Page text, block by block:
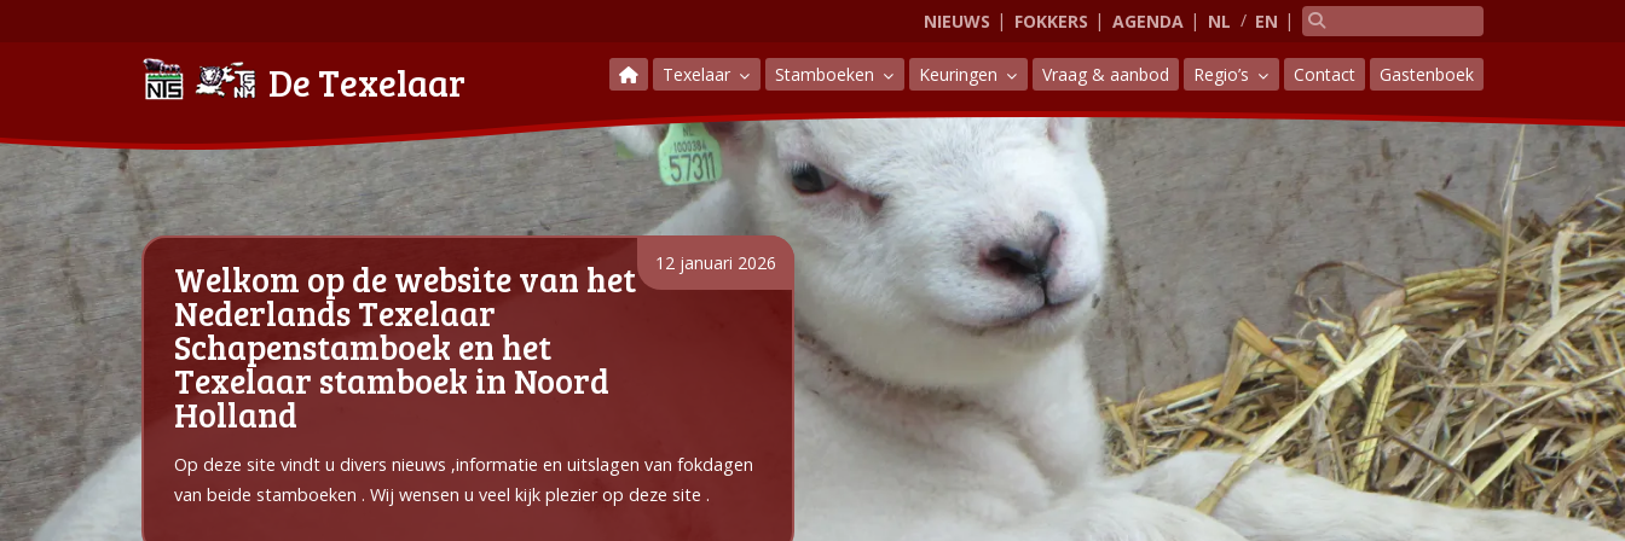
NIEUWS FOKKERS AGENDA NL EN
De Texelaar Texelaar Stamboeken Keuringen Vraag & aanbod Regio’s Contact Gastenboek
12 januari 2026
Welkom op de website van het
Nederlands Texelaar
Schapenstamboek en het
Texelaar stamboek in Noord
Holland
Op deze site vindt u divers nieuws ,informatie en uitslagen van fokdagen
van beide stamboeken . Wij wensen u veel kijk plezier op deze site .